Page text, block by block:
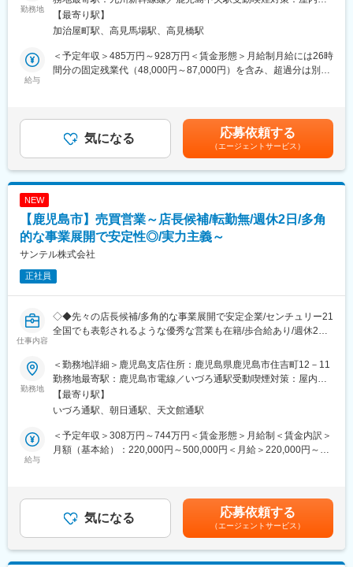
における施工管理全般をお任せします。
工程・品質・安全・原価の管理業務に加え、職人や協力会社の手
配、資材調達、クライアントとの打合せや価格交渉等の初期業務
から最終的には全ての管理をお任せします。
現場運営の中心的役割を担います。長期出張や転勤はなく、直行
直帰も可能なため、ワークライフバランスを大切に働くことがで
■業務詳細
・建築現場の工程、品質、安全、原価管理
・協力会社や職人、資材の手配・調整
■扱うサービス
公共施設（病院・庁舎・学校・美術館等）、商業施設、教育文化
施設、スポーツ施設など多岐に渡る案件を手掛けています。
が活躍。各部門と連携しながら業務を進める体制です。
鹿児島県を代表する建築物に携わることができ、長年培った高い
技術力を実践で学べます。直行直帰や毎日自宅へ帰れる勤務形態
で、働きやすい環境が整っています。
■教育体制
入社後はOJTを中心に、先輩社員と現場を回りながら業務を習
得。資格取得支援や手当も充実しています。
残業月30時間以内、社宅・家賃補助制度あり。マイカー通勤可、
転勤なし。
施工管理技士として経験を積みながら、将来的には現場責任者や
勤務地
煙可能場所あり変更の範囲：無
【最寄り駅】
加治屋町駅、高見馬場駅、高見橋駅
給与
＜予定年収＞485万円～928万円＜賃金形態＞月給制月給には26時
間分の固定残業代（48,000円～87,000円）を含み、超過分は別途
外労働の残業手当は追加支給＜月給＞308,854円～607,060円（一
律手当を含む）＜昇給有無＞有＜残業手当＞有＜給与補足＞■昇
給：年1回（4月）■賞与：年2回(7・11月／前年度実績5.0か月分)
賃金はあくまでも目安の金額であり、選考を通じて上下する可能
性があります。月給(月額)は固定手当を含めた表記です。
気になる 応募依頼する
（エージェントサービス）
NEW
【鹿児島市】売買営業～店長候補/転勤無/週休2日/多角
的な事業展開で安定性◎/実力主義～
サンテル株式会社
正社員
仕事内容
◇◆先々の店長候補/多角的な事業展開で安定企業/センチュリー21
全国でも表彰されるような優秀な営業も在籍/歩合給あり/週休2日
■業務内容：
不動産の売買物件を、お客様にご紹介・ご案内します。ご提案書
類・各種契約書作成から物件の引き渡しまで、不動産売買に関す
る幅広い業務をお任せします。業務を通して多くの知識を得るこ
とができ、やりがいと成長を実感できます。また、たくさんの反
響があり効率的に成果を上げることができます。
▼一日の流れ：
時～17時：お客様を物件にご案内/17時～18時：契約書等の書類
作成
勤務地
＜勤務地詳細＞鹿児島支店住所：鹿児島県鹿児島市住吉町12－11
勤務地最寄駅：鹿児島市電線／いづろ通駅受動喫煙対策：屋内全
面禁煙
【最寄り駅】
いづろ通駅、朝日通駅、天文館通駅
給与
＜予定年収＞308万円～744万円＜賃金形態＞月給制＜賃金内訳＞
月額（基本給）：220,000円～500,000円＜月給＞220,000円～
重説代理手当・・・etc賃金はあくまでも目安の金額であり、選考
を通じて上下する可能性があります。月給(月額)は固定手当を含め
気になる 応募依頼する
（エージェントサービス）